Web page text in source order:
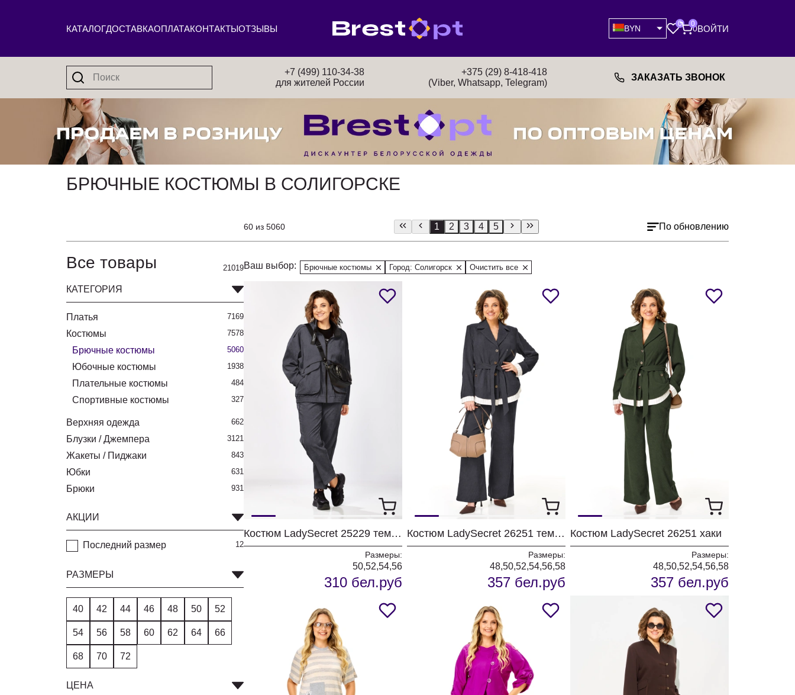
КАТАЛОГДОСТАВКАОПЛАТАКОНТАКТЫОТЗЫВЫ BYN
0 0
0ВОЙТИ
+7 (499) 110-34-38
для жителей России
+375 (29) 8-418-418
(Viber, Whatsapp, Telegram)
ЗАКАЗАТЬ ЗВОНОК
БРЮЧНЫЕ КОСТЮМЫ В СОЛИГОРСКЕ
60 из 5060 По обновлению
1 2 3 4 5
Все товары 21019
КАТЕГОРИЯ
Платья 7169
Костюмы 7578
Брючные костюмы 5060
Юбочные костюмы 1938
Плательные костюмы 484
Спортивные костюмы 327
Верхняя одежда 662
Блузки / Джемпера 3121
Жакеты / Пиджаки 843
Юбки 631
Брюки 931
АКЦИИ
Последний размер 12
РАЗМЕРЫ
40 42 44 46 48 50 52
54 56 58 60 62 64 66
68 70 72
ЦЕНА
Ваш выбор: Брючные костюмы Город: Солигорск Очистить все
Костюм LadySecret 25229 темный графит
Размеры:
50,52,54,56
310 бел.руб
Костюм LadySecret 26251 темный графит
Размеры:
48,50,52,54,56,58
357 бел.руб
Костюм LadySecret 26251 хаки
Размеры:
48,50,52,54,56,58
357 бел.руб